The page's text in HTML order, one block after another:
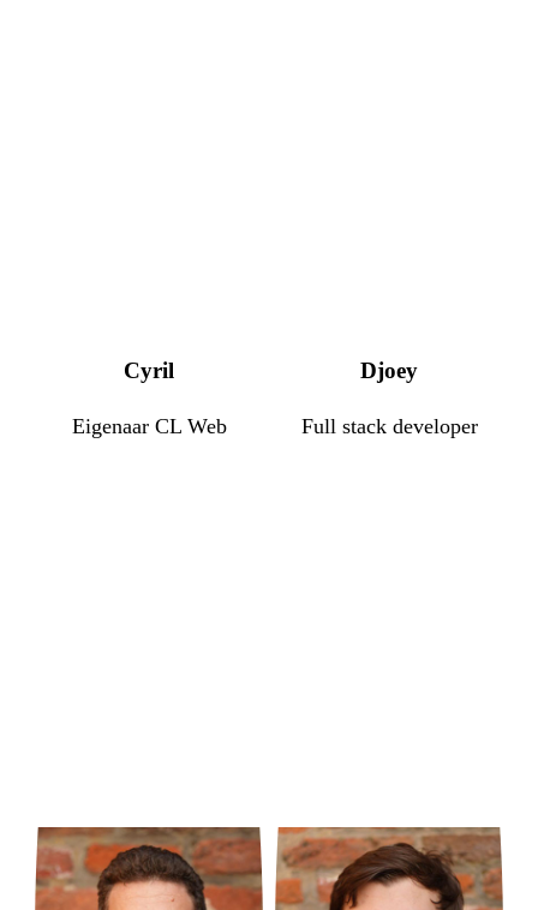
Cyril
Eigenaar CL Web
Djoey
Full stack developer